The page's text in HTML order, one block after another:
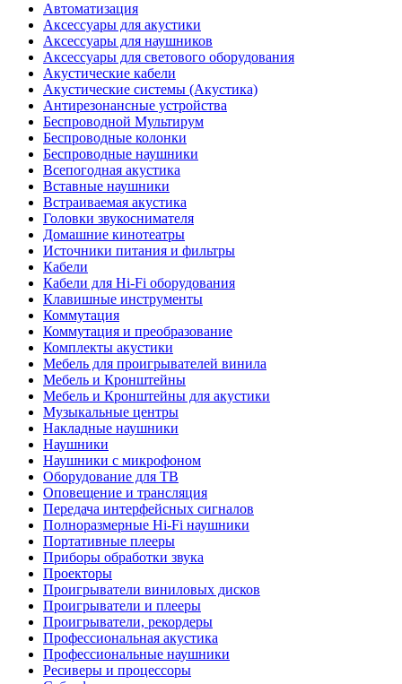
Автоматизация
Аксессуары для акустики
Аксессуары для наушников
Аксессуары для светового оборудования
Акустические кабели
Акустические системы (Акустика)
Антирезонансные устройства
Беспроводной Мультирум
Беспроводные колонки
Беспроводные наушники
Всепогодная акустика
Вставные наушники
Встраиваемая акустика
Головки звукоснимателя
Домашние кинотеатры
Источники питания и фильтры
Кабели
Кабели для Hi-Fi оборудования
Клавишные инструменты
Коммутация
Коммутация и преобразование
Комплекты акустики
Мебель для проигрывателей винила
Мебель и Кронштейны
Мебель и Кронштейны для акустики
Музыкальные центры
Накладные наушники
Наушники
Наушники с микрофоном
Оборудование для ТВ
Оповещение и трансляция
Передача интерфейсных сигналов
Полноразмерные Hi-Fi наушники
Портативные плееры
Приборы обработки звука
Проекторы
Проигрыватели виниловых дисков
Проигрыватели и плееры
Проигрыватели, рекордеры
Профессиональная акустика
Профессиональные наушники
Ресиверы и процессоры